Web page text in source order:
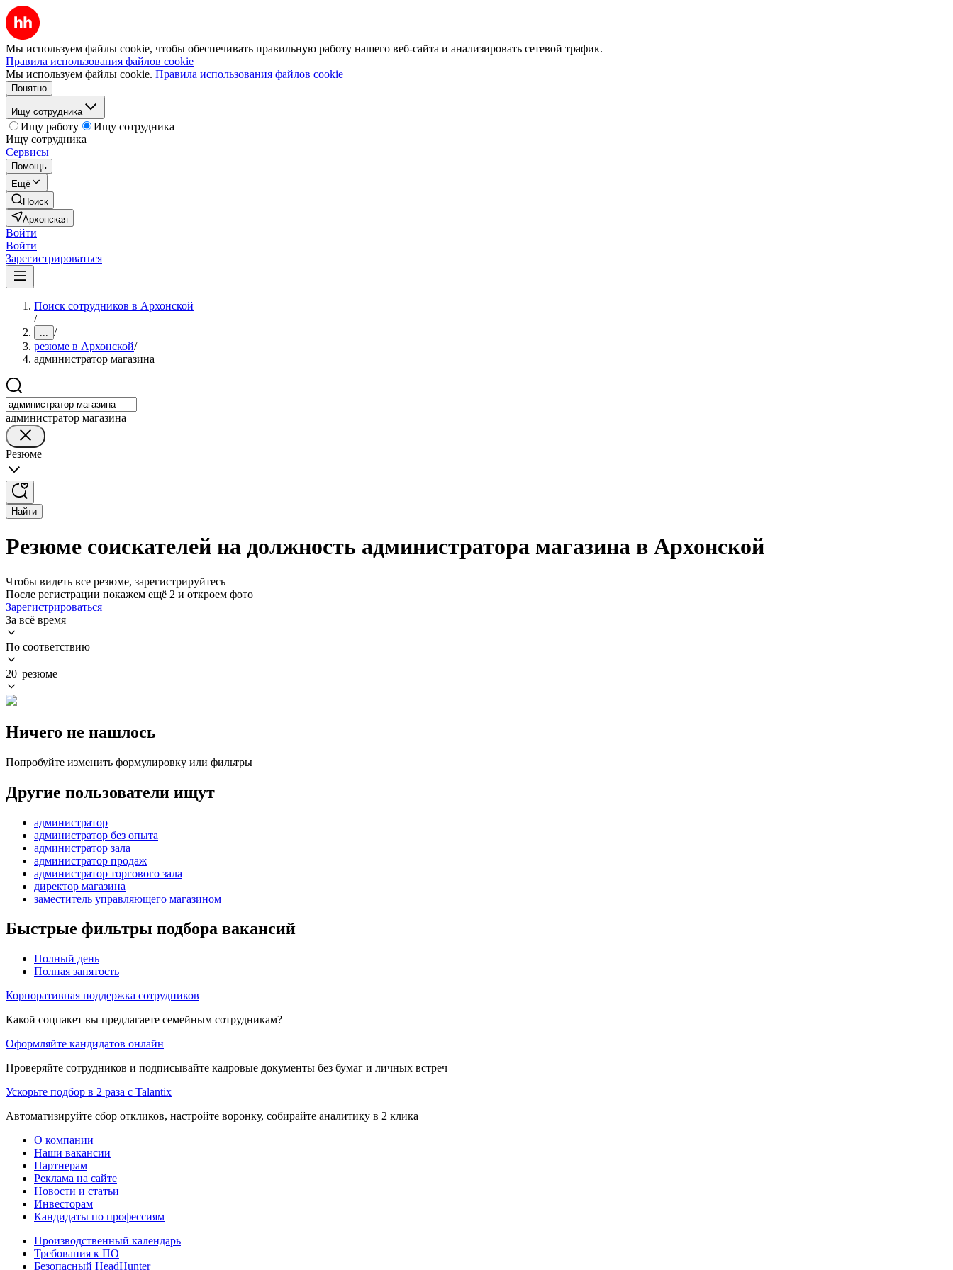
Мы используем файлы cookie, чтобы обеспечивать правильную работу нашего веб-сайта и анализировать сетевой трафик.
Правила использования файлов cookie
Мы используем файлы cookie. Правила использования файлов cookie
Понятно
Ищу сотрудника
Ищу работу
Ищу сотрудника
Ищу сотрудника
Сервисы
Помощь
Ещё
Поиск
Архонская
Войти
Войти
Зарегистрироваться
Поиск сотрудников в Архонской
/
... /
резюме в Архонской/
администратор магазина
администратор магазина
Резюме
Найти
Резюме соискателей на должность администратора магазина в Архонской
Чтобы видеть все резюме, зарегистрируйтесь
После регистрации покажем ещё 2 и откроем фото
Зарегистрироваться
За всё время
По соответствию
20 резюме
Ничего не нашлось
Попробуйте изменить формулировку или фильтры
Другие пользователи ищут
администратор
администратор без опыта
администратор зала
администратор продаж
администратор торгового зала
директор магазина
заместитель управляющего магазином
Быстрые фильтры подбора вакансий
Полный день
Полная занятость
Корпоративная поддержка сотрудников
Какой соцпакет вы предлагаете семейным сотрудникам?
Оформляйте кандидатов онлайн
Проверяйте сотрудников и подписывайте кадровые документы без бумаг и личных встреч
Ускорьте подбор в 2 раза с Talantix
Автоматизируйте сбор откликов, настройте воронку, собирайте аналитику в 2 клика
О компании
Наши вакансии
Партнерам
Реклама на сайте
Новости и статьи
Инвесторам
Кандидаты по профессиям
Производственный календарь
Требования к ПО
Безопасный HeadHunter